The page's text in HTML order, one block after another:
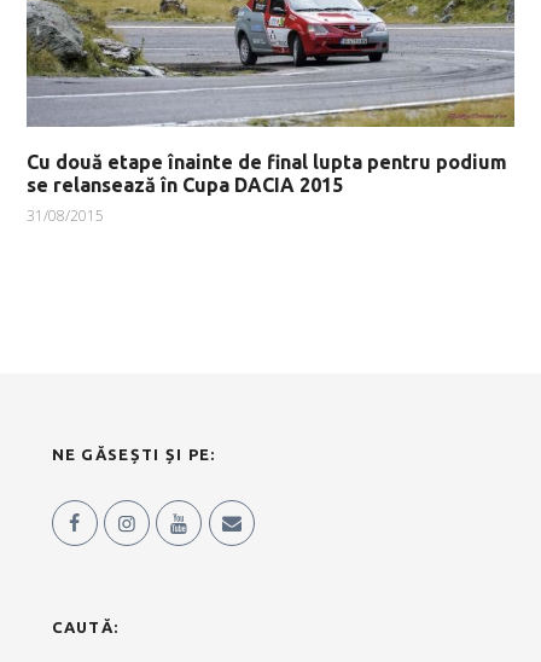
Cu două etape înainte de final lupta pentru podium
se relansează în Cupa DACIA 2015
31/08/2015
NE GĂSEȘTI ȘI PE:
CAUTĂ: